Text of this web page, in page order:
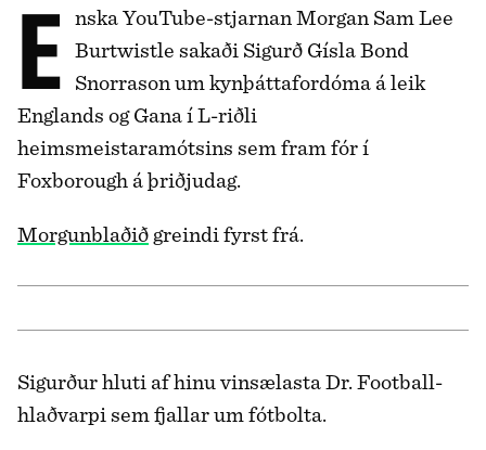
Enska YouTu­be-stjarnan Morgan Sam Lee Burtwist­le sakaði Sigurð Gísla Bond
Snorrason um kynþáttafordóma á leik
Englands og Gana í L-riðli
heimsmeistaramótsins sem fram fór í
Foxborough á þriðjudag.
Morgunblaðiðgreindi fyrst frá.
Sigurður hluti af hinu vinsælasta Dr. Football-
hlaðvarpi sem fjallar um fótbolta.